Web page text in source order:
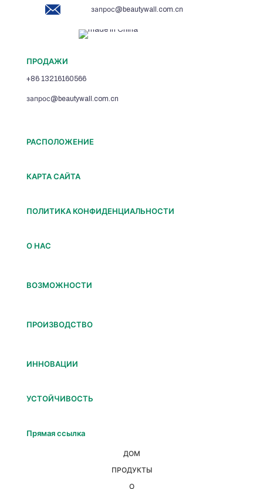
запрос@beautywall.com.cn
ПРОДАЖИ
+86 13216160566
запрос@beautywall.com.cn
РАСПОЛОЖЕНИЕ
КАРТА САЙТА
ПОЛИТИКА КОНФИДЕНЦИАЛЬНОСТИ
О НАС
ВОЗМОЖНОСТИ
ПРОИЗВОДСТВО
ИННОВАЦИИ
УСТОЙЧИВОСТЬ
Прямая ссылка
ДОМ
ПРОДУКТЫ
О